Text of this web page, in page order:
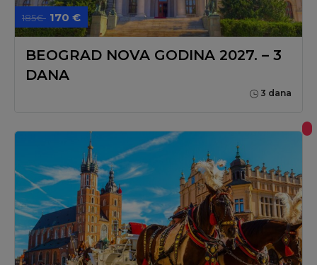
185€ 170 €
BEOGRAD NOVA GODINA 2027. – 3
DANA
3 dana